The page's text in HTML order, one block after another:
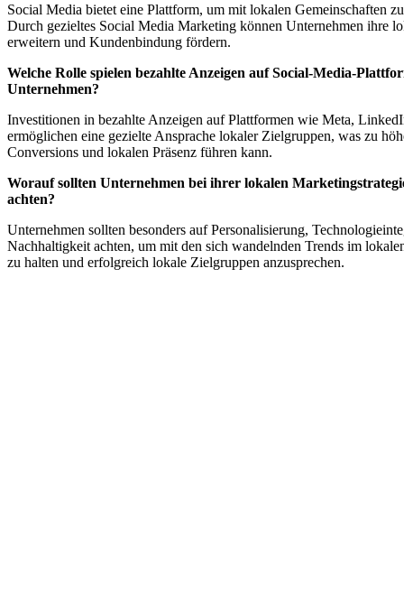
Social Media bietet eine Plattform, um mit lokalen Gemeinschaften
Durch gezieltes Social Media Marketing können Unternehmen ihre
erweitern und Kundenbindung fördern.
Welche Rolle spielen bezahlte Anzeigen auf Social-Media-
Unternehmen?
Investitionen in bezahlte Anzeigen auf Plattformen wie Meta,
ermöglichen eine gezielte Ansprache lokaler Zielgruppen, was zu
Conversions und lokalen Präsenz führen kann.
Worauf sollten Unternehmen bei ihrer lokalen
achten?
Unternehmen sollten besonders auf Personalisierung,
Nachhaltigkeit achten, um mit den sich wandelnden Trends im
zu halten und erfolgreich lokale Zielgruppen anzusprechen.